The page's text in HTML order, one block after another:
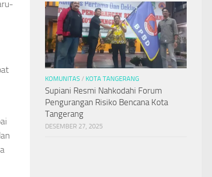
KOMUNITAS / KOTA TANGERANG
Supiani Resmi Nahkodahi Forum
Pengurangan Risiko Bencana Kota
Tangerang
DESEMBER 27, 2025